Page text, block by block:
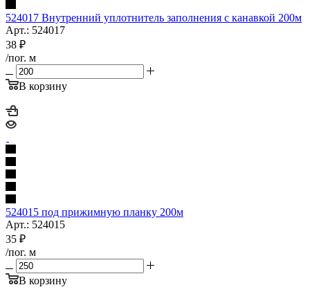
524017 Внутренний уплотнитель заполнения с канавкой 200м
Арт.: 524017
38 ₽
/пог. м
В корзину
524015 под прижимную планку 200м
Арт.: 524015
35 ₽
/пог. м
В корзину